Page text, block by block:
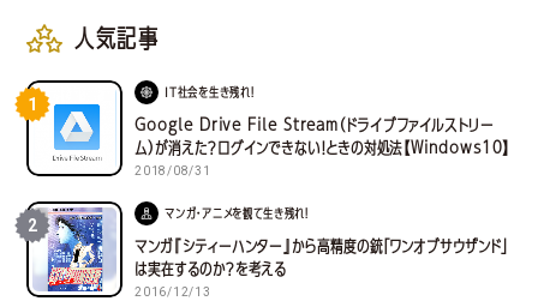
人気記事
1
IT社会を生き残れ！
Google Drive File Stream（ドライブファイルストリー
ム）が消えた？ログインできない！ときの対処法【Windows10】
2018/08/31
2
マンガ・アニメを観て生き残れ！
マンガ『シティーハンター』から高精度の銃「ワンオブサウザンド」
は実在するのか？を考える
2016/12/13